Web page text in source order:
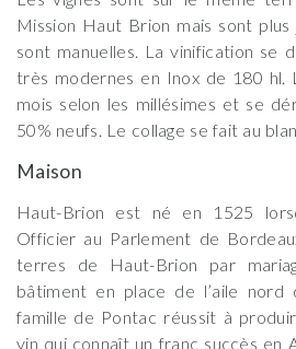
Mission Haut Brion mais sont plus
sont manuelles. La vinification se
très modernes en Inox de 180 hl.
mois selon les millésimes et se
50% neufs. Le collage se fait au
Maison
Haut-Brion est né en 1525
Officier au Parlement de
terres de Haut-Brion par
bâtiment en place de l’aile nord
famille de Pontac réussit à
vin qui connaît un franc succès en